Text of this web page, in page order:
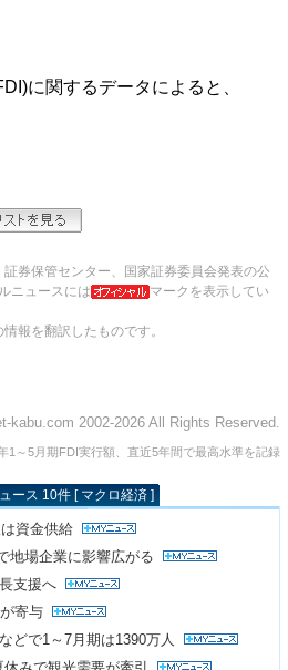
に関するデータによると、
券保管センター、国家証券委員会発表の公
ニュースには
マークを表示してい
報を翻訳したものです。
kabu.com 2002-2026 All Rights Reserved.
1～5月期FDI実行額、直近5年間で最高水準を記録
ース 10件 [ マクロ経済 ]
資金供給
地場企業に影響広がる
支援へ
寄与
どで1～7月期は1390万人
みで観光需要が牽引